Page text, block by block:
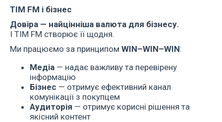
ТІМ FM і бізнес
Довіра — найцінніша валюта для бізнесу.
І ТІМ FM створює її щодня.
Ми працюємо за принципом WIN–WIN–WIN:
Медіа — надає важливу та перевірену
інформацію
Бізнес — отримує ефективний канал
комунікації з покупцем
Аудиторія — отримує корисні рішення та
якісний контент